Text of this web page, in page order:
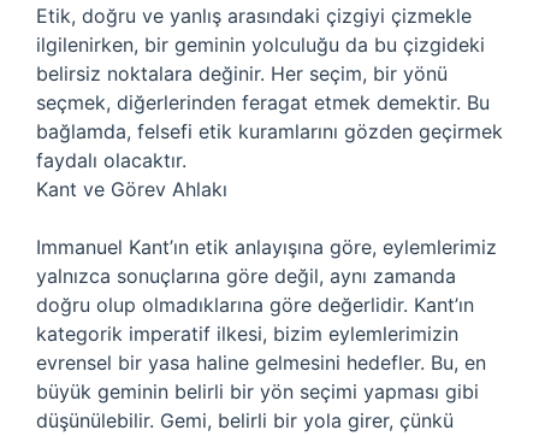
Etik, doğru ve yanlış arasındaki çizgiyi çizmekle
ilgilenirken, bir geminin yolculuğu da bu çizgideki
belirsiz noktalara değinir. Her seçim, bir yönü
seçmek, diğerlerinden feragat etmek demektir. Bu
bağlamda, felsefi etik kuramlarını gözden geçirmek
faydalı olacaktır.
Kant ve Görev Ahlakı
Immanuel Kant’ın etik anlayışına göre, eylemlerimiz
yalnızca sonuçlarına göre değil, aynı zamanda
doğru olup olmadıklarına göre değerlidir. Kant’ın
kategorik imperatif ilkesi, bizim eylemlerimizin
evrensel bir yasa haline gelmesini hedefler. Bu, en
büyük geminin belirli bir yön seçimi yapması gibi
düşünülebilir. Gemi, belirli bir yola girer, çünkü